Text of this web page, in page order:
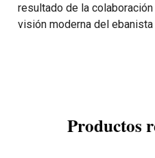
resultado de la
visión moderna del
Productos